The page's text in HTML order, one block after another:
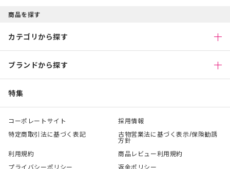
商品を探す
カテゴリから探す
ブランドから探す
特集
コーポレートサイト
採用情報
特定商取引法に基づく表記
古物営業法に基づく表示/保険勧誘
方針
利用規約
商品レビュー利用規約
プライバシーポリシー
返金ポリシー